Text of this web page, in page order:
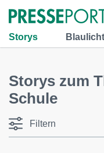
Storys Blaulicht
Storys zum
Schule
Filtern